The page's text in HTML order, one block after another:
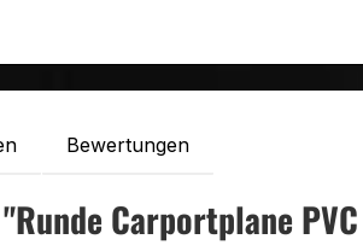
Bewertungen
Carportplane